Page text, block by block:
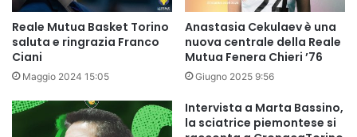
Reale Mutua Basket Torino
saluta e ringrazia Franco
Ciani
Maggio 2024 15:05
Anastasia Cekulaev è una
nuova centrale della Reale
Mutua Fenera Chieri ’76
Giugno 2025 9:56
Intervista a Marta Bassino,
la sciatrice piemontese si